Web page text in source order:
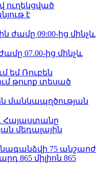
ուղեկցված
է
ժամը 09:00-ից մինչև
ժամը 07.00-ից մինչև
Ռուբեն
թուրք տեսած
մանկապղծության
մեդալային
75 անշարժ
865 միլիոն 865